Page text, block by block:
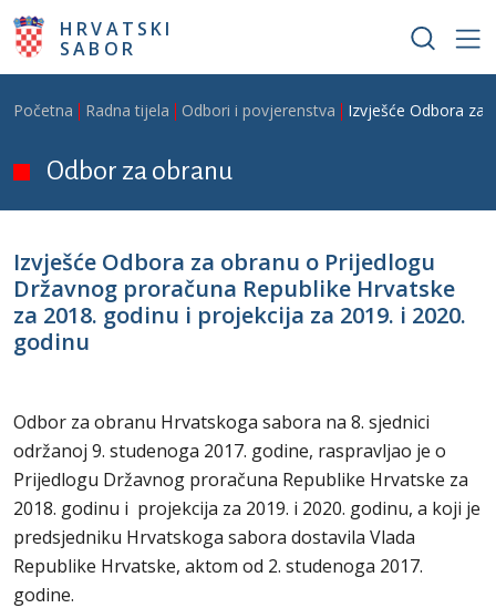
Skoči na glavni sadržaj
HRVATSKI
SABOR
Breadcrumb
Početna Radna tijela Odbori i povjerenstva Izvješće Odbora za
Odbor za obranu
Izvješće Odbora za obranu o Prijedlogu
Državnog proračuna Republike Hrvatske
za 2018. godinu i projekcija za 2019. i 2020.
godinu
Odbor za obranu Hrvatskoga sabora na 8. sjednici
održanoj 9. studenoga 2017. godine, raspravljao je o
Prijedlogu Državnog proračuna Republike Hrvatske za
2018. godinu i projekcija za 2019. i 2020. godinu, a koji je
predsjedniku Hrvatskoga sabora dostavila Vlada
Republike Hrvatske, aktom od 2. studenoga 2017.
godine.